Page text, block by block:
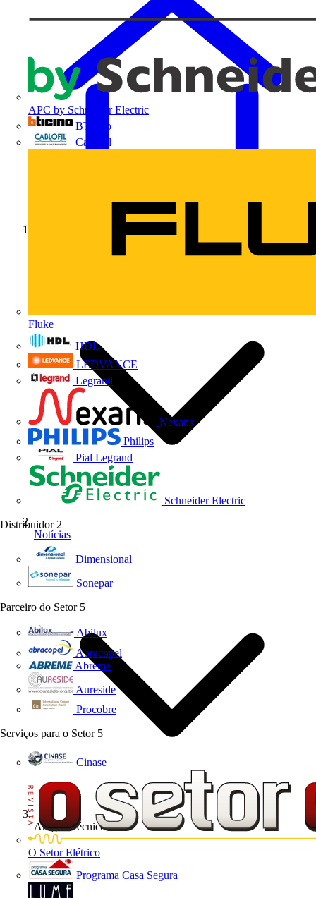
APC by Schneider Electric
BTicino
Cablofil
Fluke
HDL
LEDVANCE
Legrand
Nexans
Philips
Pial Legrand
Schneider Electric
Distribuidor 2
Dimensional
Sonepar
Parceiro do Setor 5
Abilux
Abracopel
Abreme
Aureside
Procobre
Serviços para o Setor 5
Cinase
O Setor Elétrico
Programa Casa Segura
Notícias
Artigos Técnicos